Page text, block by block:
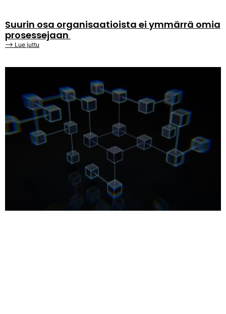
Suurin osa organisaatioista ei ymmärrä omia
prosessejaan
⟶ Lue juttu